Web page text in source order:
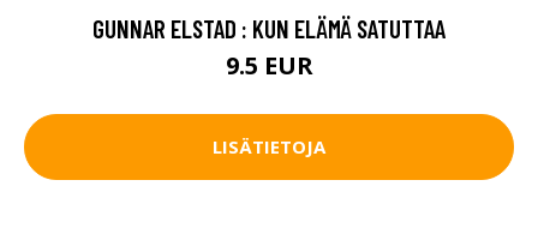
GUNNAR ELSTAD : KUN ELÄMÄ SATUTTAA
9.5 EUR
LISÄTIETOJA